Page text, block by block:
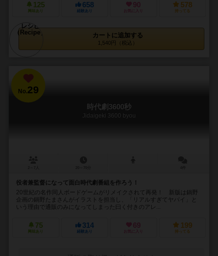
125
興味あり
658
経験あり
90
お気に入り
578
持ってる
カートに追加する
1,540円（税込）
No.29
時代劇3600秒
Jidaigeki 3600 byou
役者兼監督になって面白時代劇番組を作ろう！
20世紀の名作同人ボードゲームがリメイクされて再発！ 新版は鍋野
企画の鍋野たまさんがイラストを担当し、「リアルすぎてヤバイ」と
いう理由で通販のみになってしまった曰く付きのアレ...
75
興味あり
314
経験あり
69
お気に入り
199
持ってる